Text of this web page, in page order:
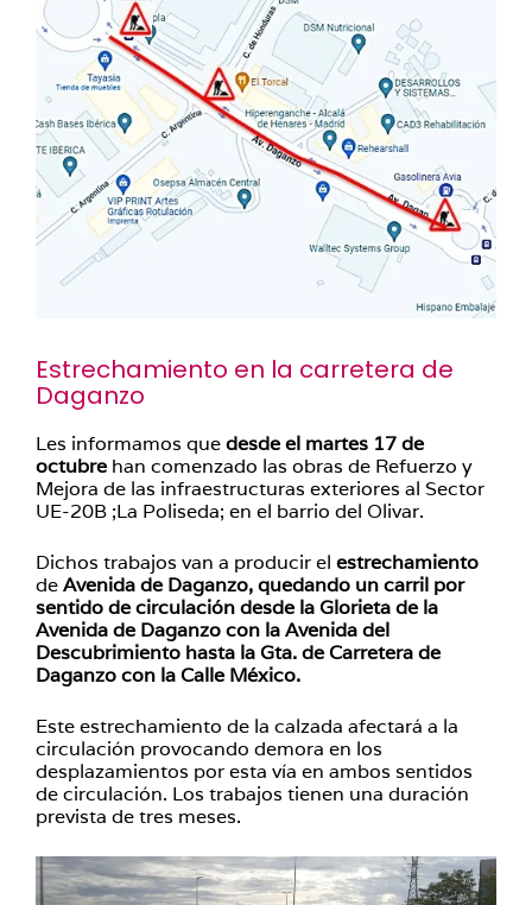
Estrechamiento en la carretera de
Daganzo
Les informamos quedesde el martes 17 de
octubre han comenzado las obras de Refuerzo y
Mejora de las infraestructuras exteriores al Sector
UE-20B ;La Poliseda; en el barrio del Olivar.
Dichos trabajos van a producir el estrechamiento
deAvenida de Daganzo, quedando un carril por
sentido de circulación desde la Glorieta de la
Avenida de Daganzo con la Avenida del
Descubrimiento hasta la Gta. de Carretera de
Daganzo con la Calle México.
Este estrechamiento de la calzada afectará a la
circulación provocando demora en los
desplazamientos por esta vía en ambos sentidos
de circulación. Los trabajos tienen una duración
prevista de tres meses.